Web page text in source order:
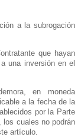
a la subrogación
que hayan
una inversión en el
en moneda
a la fecha de la
por la Parte
los cuales no podrán
artículo.